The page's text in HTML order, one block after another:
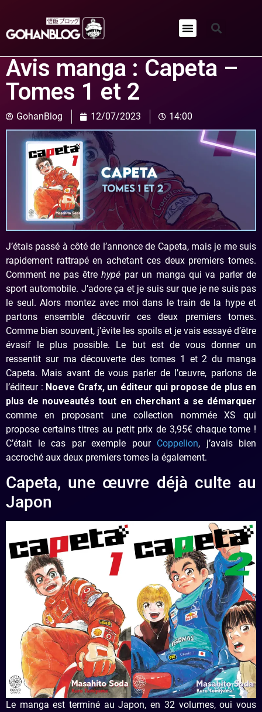
Avis manga : Capeta –
Tomes 1 et 2
GohanBlog 12/07/2023 14:00
J’étais passé à côté de l’annonce de Capeta, mais je me suis
rapidement rattrapé en achetant ces deux premiers tomes.
Comment ne pas êtrehypé par un manga qui va parler de
sport automobile. J’adore ça et je suis sur que je ne suis pas
le seul. Alors montez avec moi dans le train de la hype et
partons ensemble découvrir ces deux premiers tomes.
Comme bien souvent, j’évite les spoils et je vais essayé d’être
évasif le plus possible. Le but est de vous donner un
ressentit sur ma découverte des tomes 1 et 2 du manga
Capeta. Mais avant de vous parler de l’œuvre, parlons de
l’éditeur : Noeve Grafx, un éditeur qui propose de plus en
plus de nouveautés tout en cherchant a se démarquer
comme en proposant une collection nommée XS qui
propose certains titres au petit prix de 3,95€ chaque tome !
C’était le cas par exemple pour Coppelion, j’avais bien
accroché aux deux premiers tomes la également.
Capeta, une œuvre déjà culte au
Japon
Le manga est terminé au Japon, en 32 volumes, oui vous